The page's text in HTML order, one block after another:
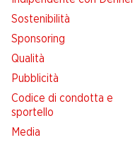
Sostenibilità
Sponsoring
Qualità
Pubblicità
Codice di condotta e
sportello
Media